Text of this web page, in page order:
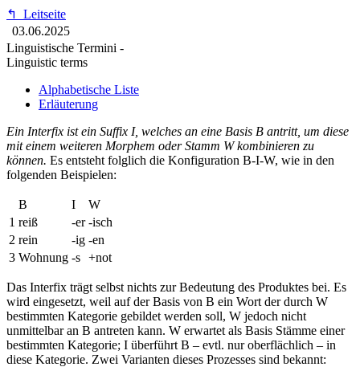
↰
Leitseite
03.06.2025
Linguistische Termini -
Linguistic terms
Alphabetische Liste
Erläuterung
Ein Interfix ist ein Suffix I, welches an eine Basis B antritt, um diese
mit einem weiteren Morphem oder Stamm W kombinieren zu
können. Es entsteht folglich die Konfiguration B-I-W, wie in den
folgenden Beispielen:
B I
W
1 reiß -er -isch
2 rein -ig -en
3 Wohnung -s +not
Das Interfix trägt selbst nichts zur Bedeutung des Produktes bei. Es
wird eingesetzt, weil auf der Basis von B ein Wort der durch W
bestimmten Kategorie gebildet werden soll, W jedoch nicht
unmittelbar an B antreten kann. W erwartet als Basis Stämme einer
bestimmten Kategorie; I überführt B – evtl. nur oberflächlich – in
diese Kategorie. Zwei Varianten dieses Prozesses sind bekannt: